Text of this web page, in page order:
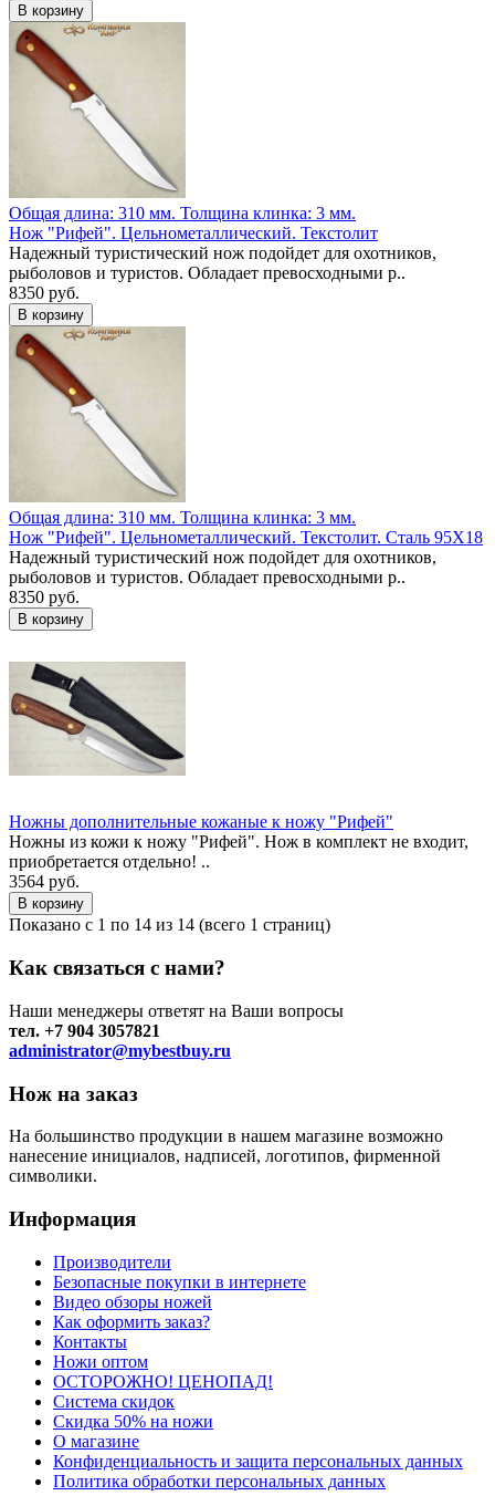
Общая длина: 310 мм. Толщина клинка: 3 мм.
Нож "Рифей". Цельнометаллический. Текстолит
Надежный туристический нож подойдет для охотников,
рыболовов и туристов. Обладает превосходными р..
8350 руб.
Общая длина: 310 мм. Толщина клинка: 3 мм.
Нож "Рифей". Цельнометаллический. Текстолит. Сталь 95Х18
Надежный туристический нож подойдет для охотников,
рыболовов и туристов. Обладает превосходными р..
8350 руб.
Ножны дополнительные кожаные к ножу "Рифей"
Ножны из кожи к ножу "Рифей". Нож в комплект не входит,
приобретается отдельно! ..
3564 руб.
Показано с 1 по 14 из 14 (всего 1 страниц)
Как связаться с нами?
Наши менеджеры ответят на Ваши вопросы
тел. +7 904 3057821
administrator@mybestbuy.ru
Нож на заказ
На большинство продукции в нашем магазине возможно
нанесение инициалов, надписей, логотипов, фирменной
символики.
Информация
Производители
Безопасные покупки в интернете
Видео обзоры ножей
Как оформить заказ?
Контакты
Ножи оптом
ОСТОРОЖНО! ЦЕНОПАД!
Система скидок
Скидка 50% на ножи
О магазине
Конфиденциальность и защита персональных данных
Политика обработки персональных данных